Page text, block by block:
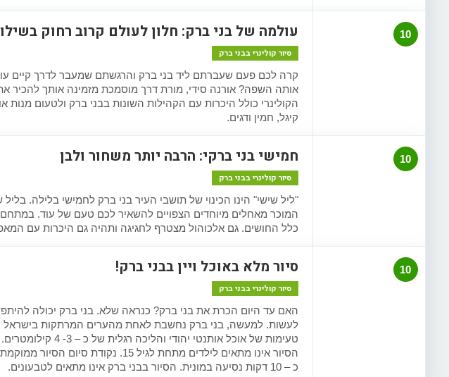
10 עולמה של בני ברק: חלון לעולם קרוב רחוק
סיור קולינרי בבני ברק
קרה לכם פעם שעברתם ליד בני ברק והרגשתם שמעבר לדרך קיים
אותה השפה? אורנה סידי, מורת דרך מוסמכת מזמינה אותך להכיר
הקולינרי כולל היכרות עם הקהילות השונות בבני ברק ולטעום
קיגל, חמין ודגים.
10 חמישי בני ברקי: הרבה יותר משחור ולבן
סיור קולינרי בבני ברק
"ליל שישי" הינו הכינוי של תושבי העיר בני ברק לחמישי בלילה.
המוכר מאחלים מיוחדים הצפויים להשאיר לכם טעם של עוד.
כלל החושים. גם אלכוהול מצטרף לחגיגה ותהיה גם היכרות עם
10 סיור מלא באוכל ויין בבני ברק!
סיור קולינרי בבני ברק
האם עד היום הכרת את בני ברק? כנראה שלא. בני ברק יכולה
לעשות. למעשה, בני ברק נחשבת לאחת מהערים המרתקות בישראל
טעימות של אוכל אותנטי
כ – 10 דקות נסיעה במונית. הסיור בבני ברק אינו מתאים לטבעונים.